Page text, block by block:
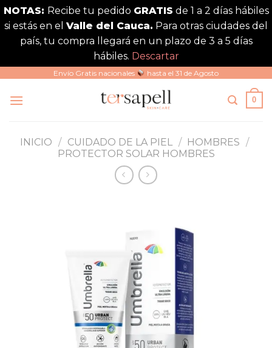
NOTAS: Recibe tu pedido GRATIS de 1 a 2 días hábiles
si estás en el Valle del Cauca. Para otras ciudades del
país, tu compra llegará en un plazo de 3 a 5 días
hábiles. Descartar
contenido
Envío Gratis nacionales hasta el 31 de Agosto
0
INICIO / CUIDADO DE LA PIEL / HOMBRES /
PROTECTOR SOLAR HOMBRES